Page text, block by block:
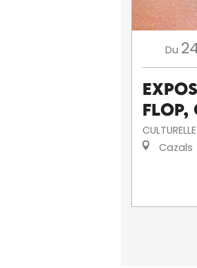
Du
Flop,
CULTURELLE
Cazals